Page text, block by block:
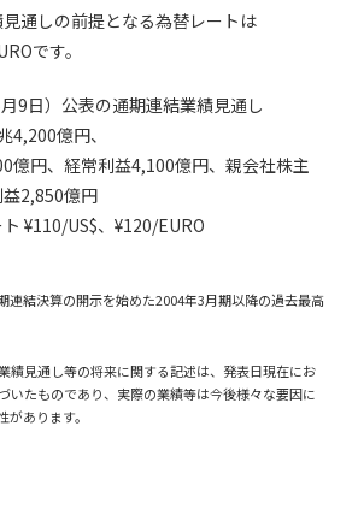
通しの前提となる為替レートは
です。
9日）公表の通期連結業績見通し
億円、
、経常利益4,100億円、親会社株主
2,850億円
US$、¥120/EURO
連結決算の開示を始めた2004年3月期以降の過去最高
績見通し等の将来に関する記述は、発表日現在にお
いたものであり、実際の業績等は今後様々な要因に
あります。